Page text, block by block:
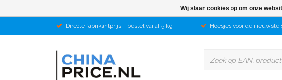
Directe fabrikantprijs – bestel vanaf 5 kg Hoesjes voor de nieuwste
Wij slaan cookies op om onze